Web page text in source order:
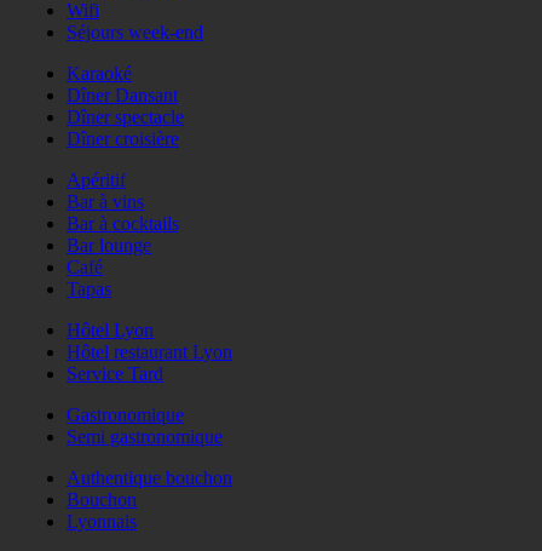
Wifi
Séjours week-end
Karaoké
Dîner Dansant
Dîner spectacle
Dîner croisière
Apéritif
Bar à vins
Bar à cocktails
Bar lounge
Café
Tapas
Hôtel Lyon
Hôtel restaurant Lyon
Service Tard
Gastronomique
Semi gastronomique
Authentique bouchon
Bouchon
Lyonnais